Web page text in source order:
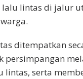
lintas di jalur
ditempatkan
persimpangan
lintas, serta